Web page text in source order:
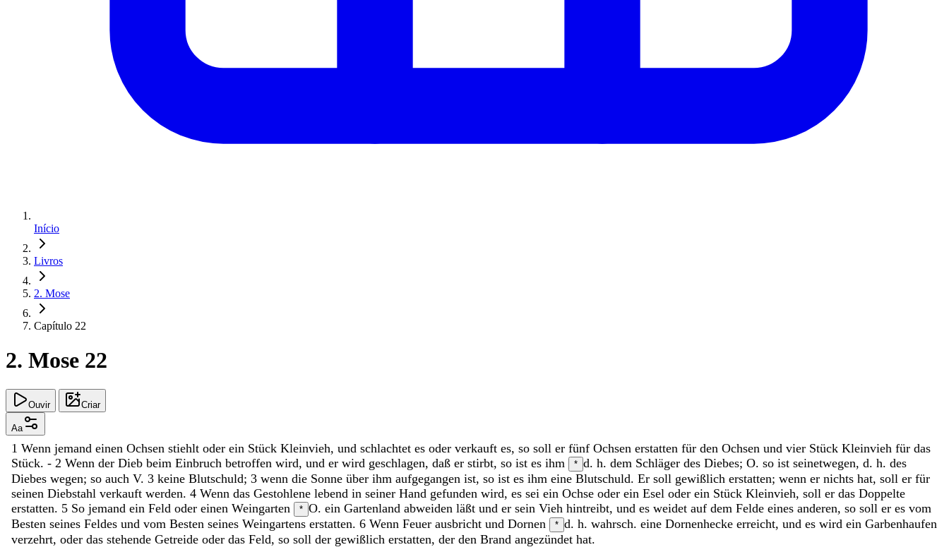
Início
Livros
2. Mose
Capítulo 22
2. Mose 22
Ouvir Criar
Aa
1 Wenn jemand einen Ochsen stiehlt oder ein Stück Kleinvieh, und schlachtet es oder verkauft es, so soll er fünf Ochsen erstatten für den Ochsen und vier Stück Kleinvieh für das
Stück. - 2 Wenn der Dieb beim Einbruch betroffen wird, und er wird geschlagen, daß er stirbt, so ist es ihm * d. h. dem Schläger des Diebes; O. so ist seinetwegen, d. h. des
Diebes wegen; so auch V. 3 keine Blutschuld; 3 wenn die Sonne über ihm aufgegangen ist, so ist es ihm eine Blutschuld. Er soll gewißlich erstatten; wenn er nichts hat, soll er für
seinen Diebstahl verkauft werden. 4 Wenn das Gestohlene lebend in seiner Hand gefunden wird, es sei ein Ochse oder ein Esel oder ein Stück Kleinvieh, soll er das Doppelte
erstatten. 5 So jemand ein Feld oder einen Weingarten * O. ein Gartenland abweiden läßt und er sein Vieh hintreibt, und es weidet auf dem Felde eines anderen, so soll er es vom
Besten seines Feldes und vom Besten seines Weingartens erstatten. 6 Wenn Feuer ausbricht und Dornen * d. h. wahrsch. eine Dornenhecke erreicht, und es wird ein Garbenhaufen
verzehrt, oder das stehende Getreide oder das Feld, so soll der gewißlich erstatten, der den Brand angezündet hat.